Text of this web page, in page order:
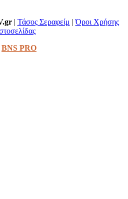
| Τάσος Σεραφείμ |Όροι Χρήσης
BNS PRO